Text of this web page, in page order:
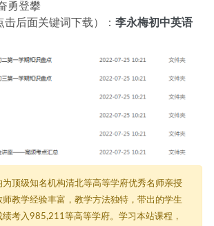
勇登攀
后面关键词下载）： 李永梅初中英语
为顶级知名机构清北等高等学府优秀名师亲授
教学经验丰富，教学方法独特，带出的学生
考入985,211等高等学府。学习本站课程，